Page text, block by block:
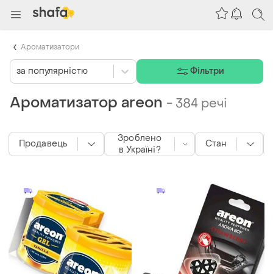
Ароматизатор areon - 384 речі
Продавець
Зроблено
в Україні?
Стан
за популярністю Фільтри
Ароматизатори